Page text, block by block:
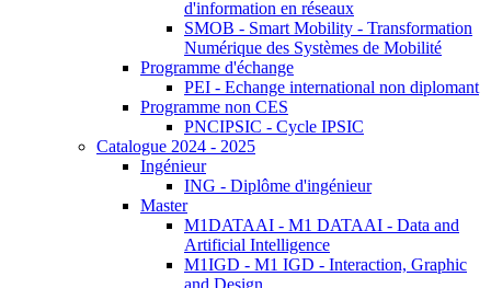
d'information en réseaux
SMOB - Smart Mobility - Transformation
Numérique des Systèmes de Mobilité
Programme d'échange
PEI - Echange international non diplomant
Programme non CES
PNCIPSIC - Cycle IPSIC
Catalogue 2024 - 2025
Ingénieur
ING - Diplôme d'ingénieur
Master
M1DATAAI - M1 DATAAI - Data and
Artificial Intelligence
M1IGD - M1 IGD - Interaction, Graphic
and Design